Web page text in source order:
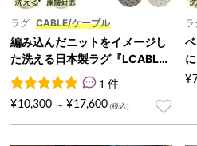
他店で買ったものがすぐにペッ
たので、今度はこちらで購入し
お店というだけあって、頑丈で機
...More
ラグ CABLE/ケーブル
編み込んだニットをイメージし
た洗える日本製ラグ『LCABLE/
ケーブル』
1
件の利用者評価に基づく5段階評
1 件
¥ 10,300 ～ ¥ 17,600
ラ
¥